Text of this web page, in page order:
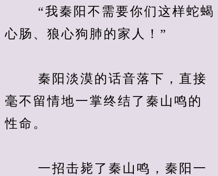
“我秦阳不需要你们这样蛇蝎
心肠、狼心狗肺的家人！”
秦阳淡漠的话音落下，直接
毫不留情地一掌终结了秦山鸣的
性命。
一招击毙了秦山鸣，秦阳一